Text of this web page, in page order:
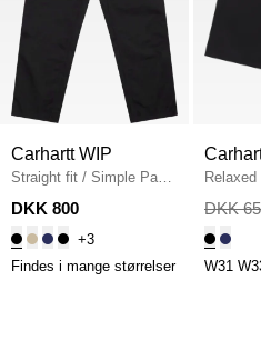
Carhartt WIP
Straight fit / Simple Pant
I020075 / BLACK
DKK 800
+3
Findes i mange størrelser
Relaxed
Simple
DKK
W31